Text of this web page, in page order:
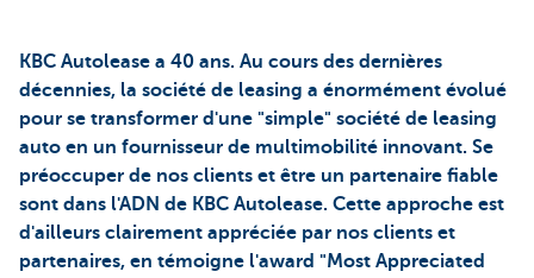
KBC Autolease a 40 ans. Au cours des dernières
décennies, la société de leasing a énormément évolué
pour se transformer d'une "simple" société de leasing
auto en un fournisseur de multimobilité innovant. Se
préoccuper de nos clients et être un partenaire fiable
sont dans l'ADN de KBC Autolease. Cette approche est
d'ailleurs clairement appréciée par nos clients et
partenaires, en témoigne l'award "Most Appreciated